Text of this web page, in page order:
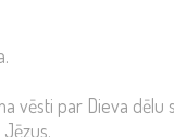
vēsti par Dieva dēlu